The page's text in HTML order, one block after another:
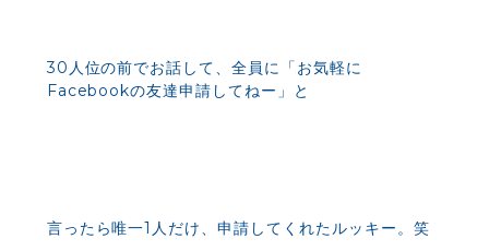
30人位の前でお話して、全員に「お気軽に
Facebookの友達申請してねー」と
言ったら唯一1人だけ、申請してくれたルッキー。笑